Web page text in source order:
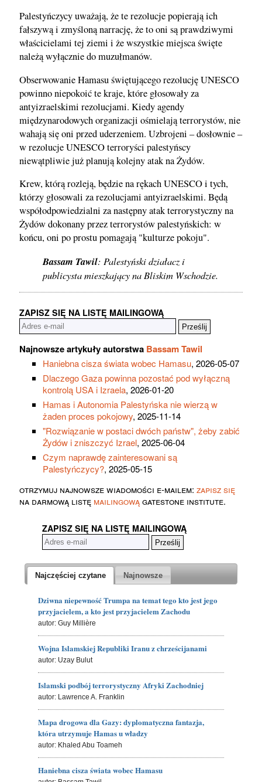
Palestyńczycy uważają, że te rezolucje popierają ich
fałszywą i zmyśloną narrację, że to oni są prawdziwymi
właścicielami tej ziemi i że wszystkie miejsca święte
należą wyłącznie do muzułmanów.
Obserwowanie Hamasu świętującego rezolucję UNESCO
powinno niepokoić te kraje, które głosowały za
antyizraelskimi rezolucjami. Kiedy agendy
międzynarodowych organizacji ośmielają terrorystów, nie
wahają się oni przed uderzeniem. Uzbrojeni – dosłownie –
w rezolucje UNESCO terroryści palestyńscy
niewątpliwie już planują kolejny atak na Żydów.
Krew, którą rozleją, będzie na rękach UNESCO i tych,
którzy głosowali za rezolucjami antyizraelskimi. Będą
współodpowiedzialni za następny atak terrorystyczny na
Żydów dokonany przez terrorystów palestyńskich: w
końcu, oni po prostu pomagają "kulturze pokoju".
Bassam Tawil: Palestyński działacz i
publicysta mieszkający na Bliskim Wschodzie.
ZAPISZ SIĘ NA LISTĘ MAILINGOWĄ
Najnowsze artykuły autorstwa Bassam Tawil
Haniebna cisza świata wobec Hamasu, 2026-05-07
Dlaczego Gaza powinna pozostać pod wyłączną
kontrolą USA i Izraela, 2026-01-20
Hamas i Autonomia Palestyńska nie wierzą w
żaden proces pokojowy, 2025-11-14
"Rozwiązanie w postaci dwóch państw", żeby zabić
Żydów i zniszczyć Izrael, 2025-06-04
Czym naprawdę zainteresowani są
Palestyńczycy?, 2025-05-15
otrzymuj najnowsze wiadomości e-mailem: zapisz się
na darmową listę mailingowągatestone institute.
ZAPISZ SIĘ NA LISTĘ MAILINGOWĄ
Najczęściej czytane Najnowsze
Dziwna niepewność Trumpa na temat tego kto jest jego
przyjacielem, a kto jest przyjacielem Zachodu
autor: Guy Millière
Wojna Islamskiej Republiki Iranu z chrześcijanami
autor: Uzay Bulut
Islamski podbój terrorystyczny Afryki Zachodniej
autor: Lawrence A. Franklin
Mapa drogowa dla Gazy: dyplomatyczna fantazja,
która utrzymuje Hamas u władzy
autor: Khaled Abu Toameh
Haniebna cisza świata wobec Hamasu